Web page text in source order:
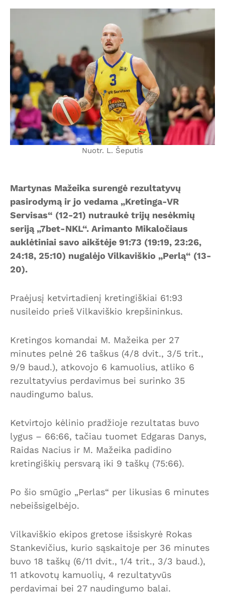
Nuotr. L. Šeputis
Martynas Mažeika surengė rezultatyvų
pasirodymą ir jo vedama „Kretinga-VR
Servisas“ (12-21) nutraukė trijų nesėkmių
seriją „7bet-NKL“. Arimanto Mikaločiaus
auklėtiniai savo aikštėje 91:73 (19:19, 23:26,
24:18, 25:10) nugalėjo Vilkaviškio „Perlą“ (13-
20).
Praėjusį ketvirtadienį kretingiškiai 61:93
nusileido prieš Vilkaviškio krepšininkus.
Kretingos komandai M. Mažeika per 27
minutes pelnė 26 taškus (4/8 dvit., 3/5 trit.,
9/9 baud.), atkovojo 6 kamuolius, atliko 6
rezultatyvius perdavimus bei surinko 35
naudingumo balus.
Ketvirtojo kėlinio pradžioje rezultatas buvo
lygus – 66:66, tačiau tuomet Edgaras Danys,
Raidas Nacius ir M. Mažeika padidino
kretingiškių persvarą iki 9 taškų (75:66).
Po šio smūgio „Perlas“ per likusias 6 minutes
nebeišsigelbėjo.
Vilkaviškio ekipos gretose išsiskyrė Rokas
Stankevičius, kurio sąskaitoje per 36 minutes
buvo 18 taškų (6/11 dvit., 1/4 trit., 3/3 baud.),
11 atkovotų kamuolių, 4 rezultatyvūs
perdavimai bei 27 naudingumo balai.